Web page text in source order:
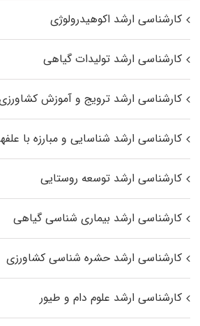
کارشناسی ارشد اکوهیدرولوژی
کارشناسی ارشد تولیدات گیاهی
کارشناسی ارشد ترویج و آموزش
کارشناسی ارشد شناسایی و مبارزه با
کارشناسی ارشد توسعه روستایی
کارشناسی ارشد بیماری‌ شناسی گیاهی
کارشناسی ارشد حشره‌ شناسی کشاورزی
کارشناسی ارشد علوم دام و طیور